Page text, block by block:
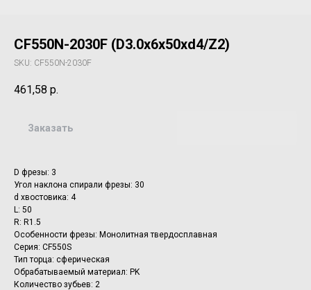
CF550N-2030F (D3.0x6x50xd4/Z2)
SKU: CF550N-2030F
461,58 р.
Заказать
D фрезы: 3
Угол наклона спирали фрезы: 30
d хвостовика: 4
L: 50
R: R1.5
Особенности фрезы: Монолитная твердосплавная
Серия: CF550S
Тип торца: сферическая
Обрабатываемый материал: PK
Количество зубьев: 2